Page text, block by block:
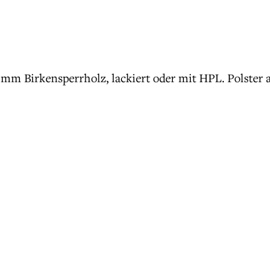
Birkensperrholz, lackiert oder mit HPL. Polster